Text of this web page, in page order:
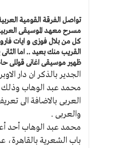
مسرح معهد الموسيقى
كل من بلال فوزى و ايات
القريب منك بعيد .. اما
ظهير موسيقى اغانى قوللى
الجدير بالذكر ان دار
محمد عبد الوهاب وذلك
العربى بالاضافة الى
والعربى .
محمد عبد الوهاب أحد
باب الشعرية